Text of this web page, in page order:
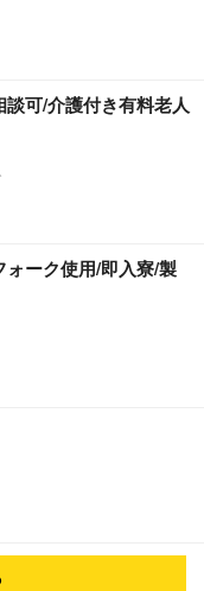
談可/介護付き有料老人
ォーク使用/即入寮/製